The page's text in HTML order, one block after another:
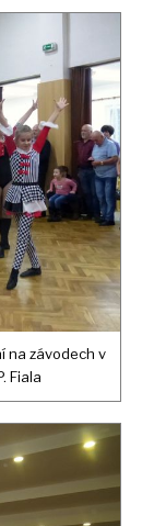
na závodech v
Fiala